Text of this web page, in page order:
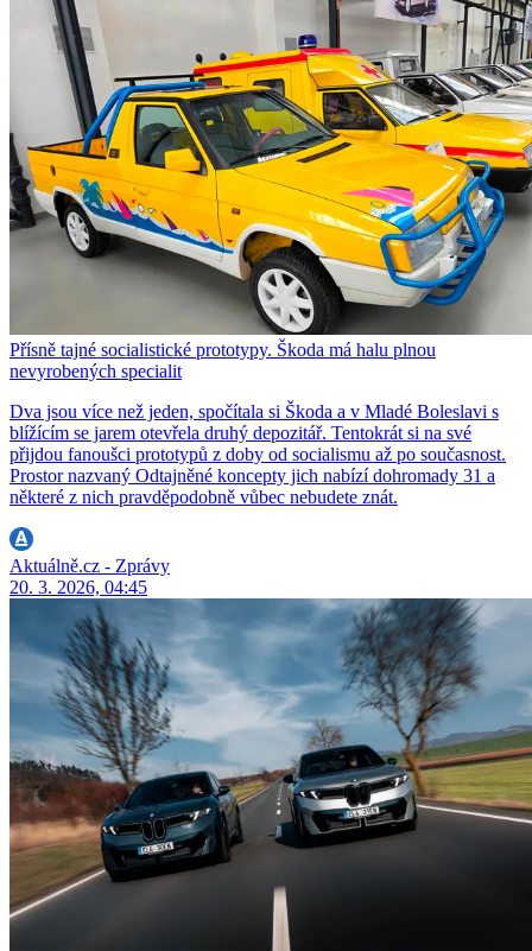
Přísně tajné socialistické prototypy. Škoda má halu plnou
nevyrobených specialit
Dva jsou více než jeden, spočítala si Škoda a v Mladé Boleslavi s
blížícím se jarem otevřela druhý depozitář. Tentokrát si na své
přijdou fanoušci prototypů z doby od socialismu až po současnost.
Prostor nazvaný Odtajněné koncepty jich nabízí dohromady 31 a
některé z nich pravděpodobně vůbec nebudete znát.
Aktuálně.cz - Zprávy
20. 3. 2026, 04:45